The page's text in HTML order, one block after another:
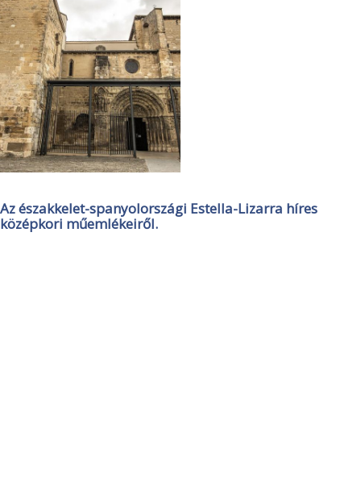
Az északkelet-spanyolországi Estella-Lizarra híres
középkori műemlékeiről.